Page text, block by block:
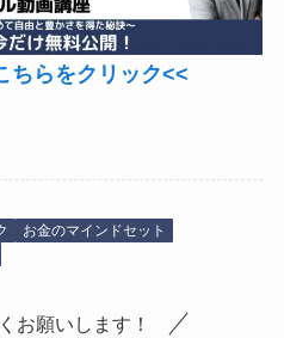
ちらをクリック<<
お金のマインドセット
お願いします！